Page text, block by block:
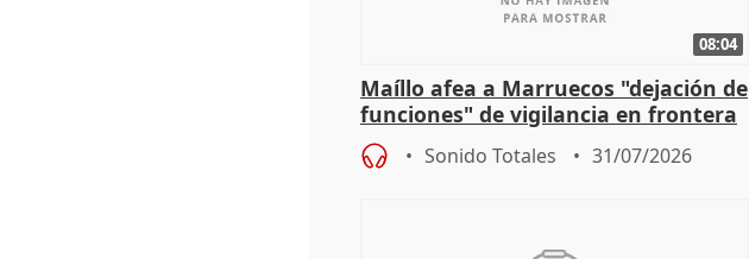
08:04
Maíllo afea a Marruecos "dejación de
funciones" de vigilancia en frontera
con Ceuta
Sonido Totales 31/07/2026